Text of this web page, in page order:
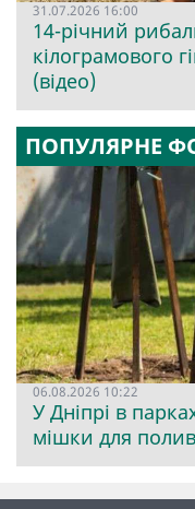
31.07.2026 16:00
14-річний
кілограмового
(відео)
ПОПУЛЯРНЕ
06.08.2026 10:22
У Дніпрі в
мішки для